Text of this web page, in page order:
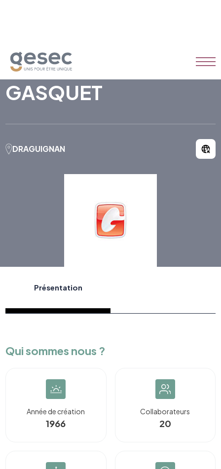
ENTREPRISE
GASQUET
DRAGUIGNAN
Présentation
Qui sommes nous ?
Année de création
1966
Collaborateurs
20